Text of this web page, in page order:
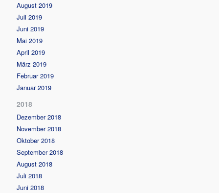
August 2019
Juli 2019
Juni 2019
Mai 2019
April 2019
März 2019
Februar 2019
Januar 2019
2018
Dezember 2018
November 2018
Oktober 2018
September 2018
August 2018
Juli 2018
Juni 2018